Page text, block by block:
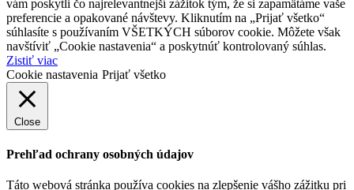
vám poskytli čo najrelevantnejší zážitok tým, že si zapamätáme vaše
preferencie a opakované návštevy. Kliknutím na „Prijať všetko“
súhlasíte s používaním VŠETKÝCH súborov cookie. Môžete však
navštíviť „Cookie nastavenia“ a poskytnúť kontrolovaný súhlas.
Zistiť viac
Cookie nastavenia Prijať všetko
Close
Prehľad ochrany osobných údajov
Táto webová stránka používa cookies na zlepšenie vášho zážitku pri